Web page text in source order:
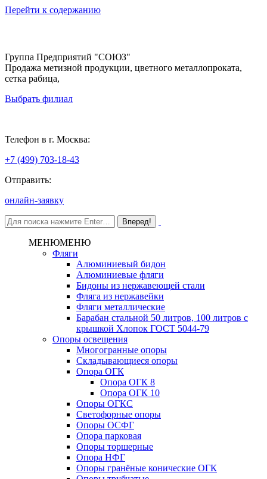
Перейти к содержанию
Группа Предприятий "СОЮЗ"
Продажа метизной продукции, цветного металлопроката,
сетка рабица,
Выбрать филиал
Телефон в г. Москва:
+7 (499) 703-18-43
Отправить:
онлайн-заявку
МЕНЮМЕНЮ
Фляги
Алюминиевый бидон
Алюминиевые фляги
Бидоны из нержавеющей стали
Фляга из нержавейки
Фляги металлические
Барабан стальной 50 литров, 100 литров с
крышкой Хлопок ГОСТ 5044-79
Опоры освещения
Многогранные опоры
Складывающиеся опоры
Опора ОГК
Опора ОГК 8
Опора ОГК 10
Опоры ОГКС
Светофорные опоры
Опоры ОСФГ
Опора парковая
Опоры торшерные
Опора НФГ
Опоры гранёные конические ОГК